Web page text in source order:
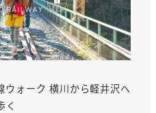
ウォーク 横川から軽井沢へ
く